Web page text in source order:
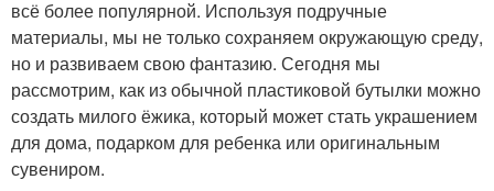
всё более популярной. Используя подручные
материалы, мы не только сохраняем окружающую среду,
но и развиваем свою фантазию. Сегодня мы
рассмотрим, как из обычной пластиковой бутылки можно
создать милого ёжика, который может стать украшением
для дома, подарком для ребенка или оригинальным
сувениром.